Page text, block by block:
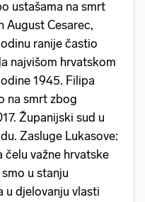
ustašama na smrt
August Cesarec,
ranije častio
najvišom hrvatskom
1945. Filipa
na smrt zbog
Županijski sud u
Zasluge Lukasove:
čelu važne hrvatske
u stanju
u djelovanju vlasti